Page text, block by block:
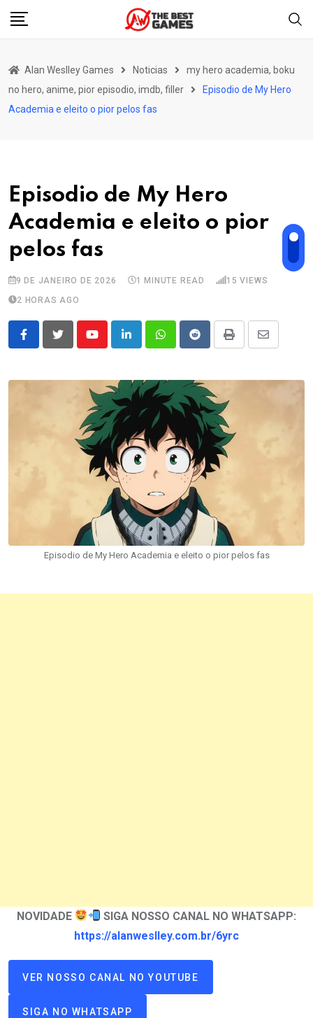
Skip
Alan Weslley Games Noticias
my hero academia, boku
no hero, anime, pior episodio, imdb, filler
Episodio de My Hero
Academia e eleito o pior pelos fas
Episodio de My Hero
Academia e eleito o pior
pelos fas
9 DE JANEIRO DE 2026 1 MINUTE READ 15 VIEWS
2 HORAS AGO
YoutubeLinkedInWhatsappRedditPrint
Share
Email
Episodio de My Hero Academia e eleito o pior pelos fas
NOVIDADE
SIGA NOSSO CANAL NO WHATSAPP:
https://alanweslley.com.br/6yrc
VER NOSSO CANAL NO YOUTUBE
SIGA NO WHATSAPP